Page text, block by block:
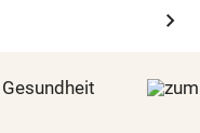
chevron_right